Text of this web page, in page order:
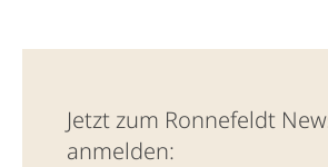
Jetzt zum Ronnefeldt
anmelden: